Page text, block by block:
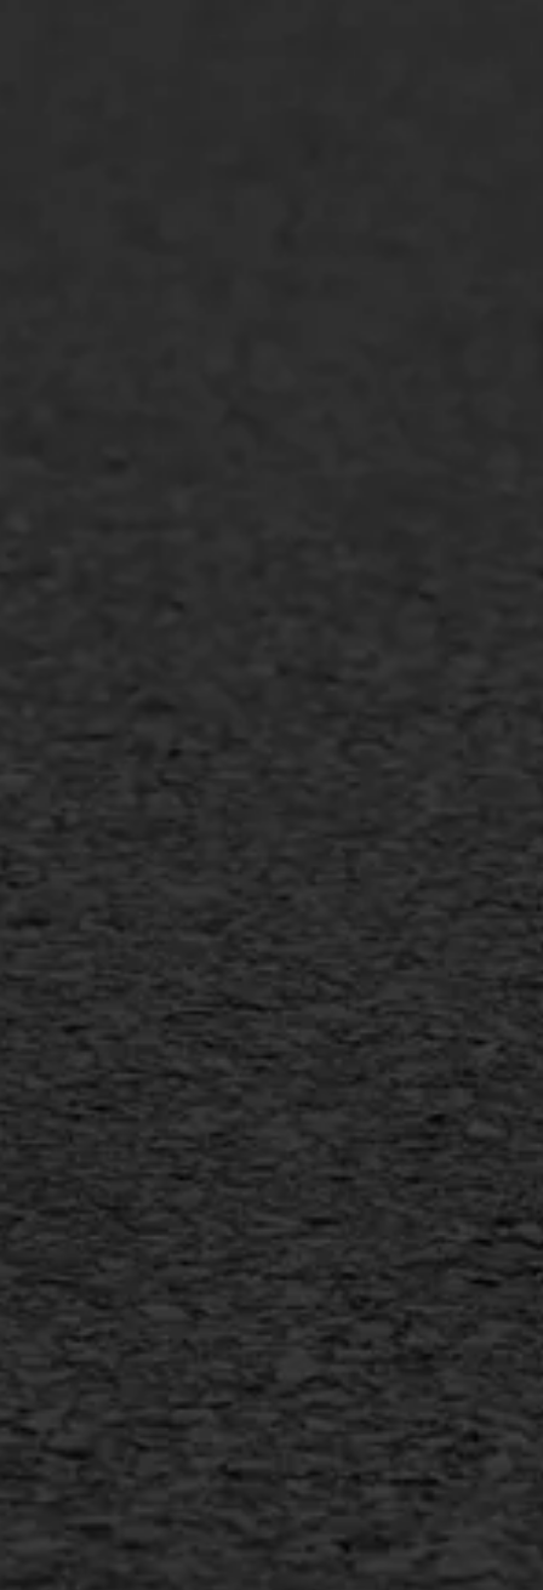
Gietasfalt reparatie
Scheurreparatie
Flexigoot
Vertical seal
Vlakslijpen
Vorstschade
AWS ASFALTWERKEN
+31 493 842 840
info@asfaltwerken.nl
MEER INFORMATIE
Inschrijven nieuwsbrief
Duurzaam ondernemen